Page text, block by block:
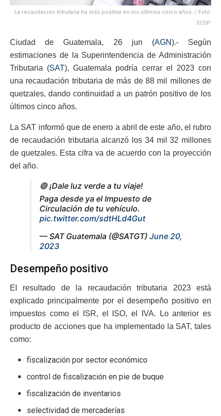
La recaudación tributaria ha sido positiva en los últimos cinco años. / Foto:
SCSP.
Ciudad de Guatemala, 26 jun (AGN).- Según
estimaciones de la Superintendencia de Administración
Tributaria (SAT), Guatemala podría cerrar el 2023 con
una recaudación tributaria de más de 88 mil millones de
quetzales, dando continuidad a un patrón positivo de los
últimos cinco años.
La SAT informó que de enero a abril de este año, el rubro
de recaudación tributaria alcanzó los 34 mil 32 millones
de quetzales. Esta cifra va de acuerdo con la proyección
del año.
🟢 ¡Dale luz verde a tu viaje!
Paga desde ya el Impuesto de
Circulación de tu vehículo.
pic.twitter.com/sdtHLd4Gut
— SAT Guatemala (@SATGT) June 20,
2023
Desempeño positivo
El resultado de la recaudación tributaria 2023 está
explicado principalmente por el desempeño positivo en
impuestos como el ISR, el ISO, el IVA. Lo anterior es
producto de acciones que ha implementado la SAT, tales
como:
fiscalización por sector económico
control de fiscalización en pie de buque
fiscalización de inventarios
selectividad de mercaderías